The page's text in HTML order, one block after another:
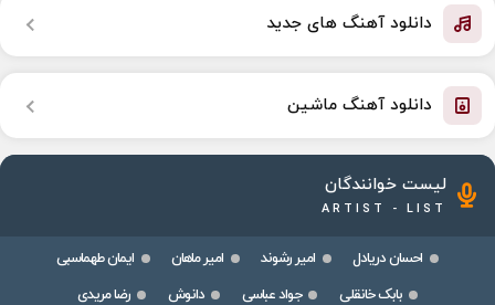
دانلود آهنگ های جدید
دانلود آهنگ ماشین
لیست خوانندگان
ARTIST - LIST
احسان دریادل امیر رشوند امیر ماهان
ایمان طهماسبی
بابک خانقلی
جواد عباسی دانوش رضا مریدی